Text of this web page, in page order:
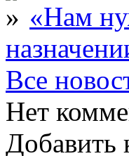
«Нам
Все
Нет
Добавить